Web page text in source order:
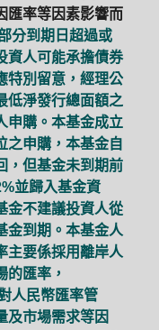
匯率等因素影響而
分到期日超過或
資人可能承擔債券
特別留意，經理公
低淨發行總面額之
申購。本基金成立
之申購，本基金自
，但基金未到期前
並歸入基金資
金不建議投資人從
金到期。本基金人
主要係採用離岸人
的匯率，
人民幣匯率管
及市場需求等因